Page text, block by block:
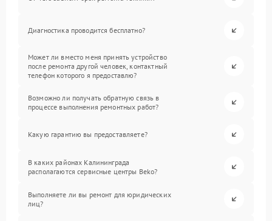
Диагностика проводится бесплатно?
Может ли вместо меня принять устройство
после ремонта другой человек, контактный
телефон которого я предоставлю?
Возможно ли получать обратную связь в
процессе выполнения ремонтных работ?
Какую гарантию вы предоставляете?
В каких районах Калининграда
располагаются сервисные центры Beko?
Выполняете ли вы ремонт для юридических
лиц?